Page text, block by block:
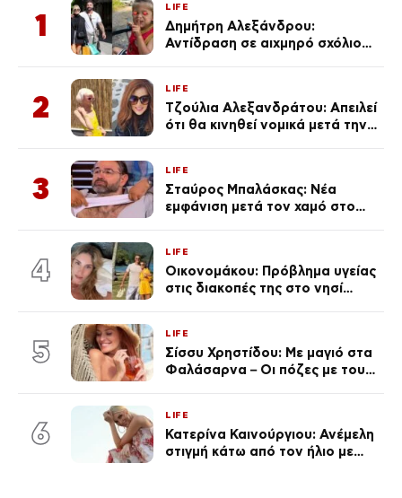
1
LIFE
Δημήτρη Αλεξάνδρου:
Αντίδραση σε αιχμηρό σχόλιο
2
LIFE
Τζούλια Αλεξανδράτου: Απειλεί
ότι θα κινηθεί νομικά μετά την
3
LIFE
Σταύρος Μπαλάσκας: Νέα
εμφάνιση μετά τον χαμό στο
4
LIFE
Οικονομάκου: Πρόβλημα υγείας
στις διακοπές της στο νησί
5
LIFE
Σίσσυ Χρηστίδου: Με μαγιό στα
Φαλάσαρνα – Οι πόζες με τους
6
LIFE
Κατερίνα Καινούργιου: Ανέμελη
στιγμή κάτω από τον ήλιο με